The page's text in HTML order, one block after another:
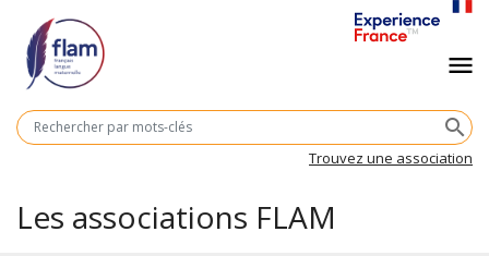
contenu
principal
Navigation
principalesearch
Trouvez une association
menu
Les associations FLAM